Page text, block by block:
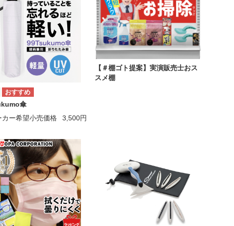
傘
カー希望小売価格
3,500円
【＃棚ゴト提案】実演販売士おス
スメ棚